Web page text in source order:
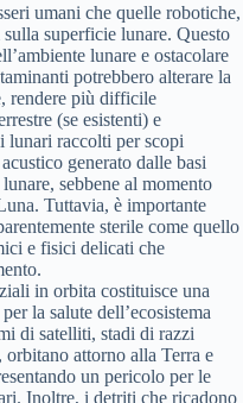
umani che quelle robotiche,
superficie lunare. Questo
lunare e ostacolare
potrebbero alterare la
rendere più difficile
(se esistenti) e
lunari raccolti per scopi
generato dalle basi
sebbene al momento
Tuttavia, è importante
sterile come quello
e fisici delicati che
in orbita costituisce una
la salute dell’ecosistema
di satelliti, stadi di razzi
attorno alla Terra e
un pericolo per le
Inoltre, i detriti che ricadono